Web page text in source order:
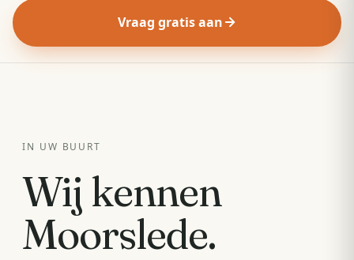
Vraag gratis aan
IN UW BUURT
Wij kennen
Moorslede.